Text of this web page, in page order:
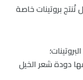
تُنتج بروتينات خاصة
دودة شعر الخيل